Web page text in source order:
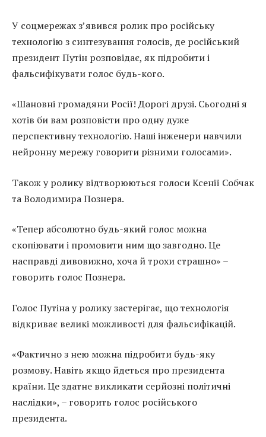
У соцмережах з’явився ролик про російську
технологію з синтезування голосів, де російський
президент Путін розповідає, як підробити і
фальсифікувати голос будь-кого.
«Шановні громадяни Росії! Дорогі друзі. Сьогодні я
хотів би вам розповісти про одну дуже
перспективну технологію. Наші інженери навчили
нейронну мережу говорити різними голосами».
Також у ролику відтворюються голоси Ксенії Собчак
та Володимира Познера.
«Тепер абсолютно будь-який голос можна
скопіювати і промовити ним що завгодно. Це
насправді дивовижно, хоча й трохи страшно» –
говорить голос Познера.
Голос Путіна у ролику застерігає, що технологія
відкриває великі можливості для фальсифікацій.
«Фактично з нею можна підробити будь-яку
розмову. Навіть якщо йдеться про президента
країни. Це здатне викликати серйозні політичні
наслідки», – говорить голос російського
президента.